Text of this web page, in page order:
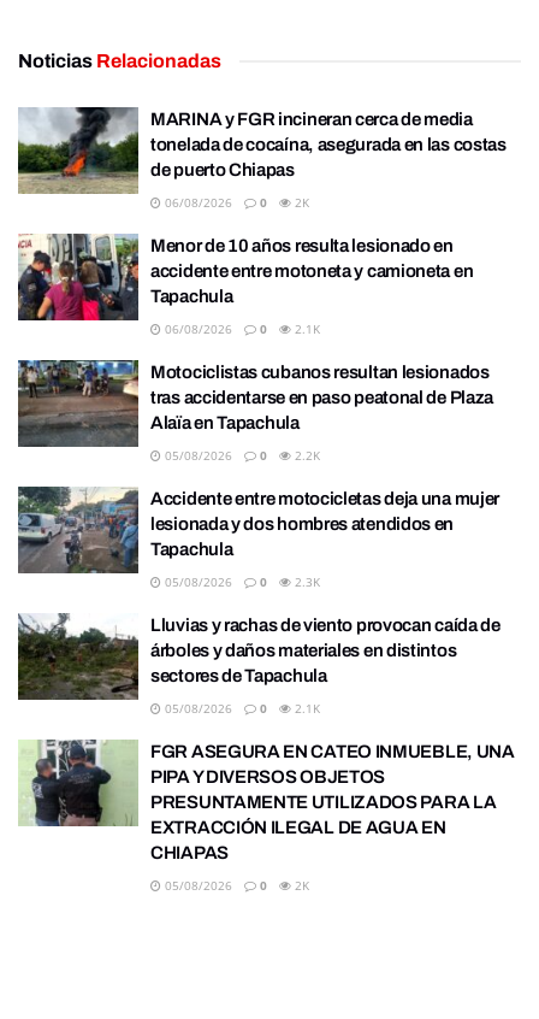
Noticias Relacionadas
MARINA y FGR incineran cerca de media
tonelada de cocaína, asegurada en las costas
de puerto Chiapas
06/08/2026 0 2K
Menor de 10 años resulta lesionado en
accidente entre motoneta y camioneta en
Tapachula
06/08/2026 0 2.1K
Motociclistas cubanos resultan lesionados
tras accidentarse en paso peatonal de Plaza
Alaïa en Tapachula
05/08/2026 0 2.2K
Accidente entre motocicletas deja una mujer
lesionada y dos hombres atendidos en
Tapachula
05/08/2026 0 2.3K
Lluvias y rachas de viento provocan caída de
árboles y daños materiales en distintos
sectores de Tapachula
05/08/2026 0 2.1K
FGR ASEGURA EN CATEO INMUEBLE, UNA
PIPA Y DIVERSOS OBJETOS
PRESUNTAMENTE UTILIZADOS PARA LA
EXTRACCIÓN ILEGAL DE AGUA EN
CHIAPAS
05/08/2026 0 2K